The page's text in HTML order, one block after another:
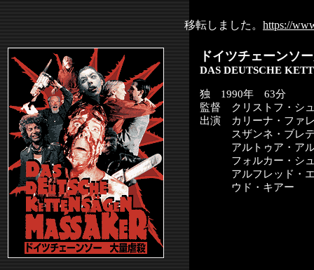
移転しました。 https://
ドイツチェーンソ
DAS DEUTSCHE
独 1990年 63分
監督 クリストフ・シ
出演 カリーナ・ファ
スザンネ・ブレデ
アルトゥア・アル
フォルカー・シュ
アルフレッド・エ
ウド・キアー